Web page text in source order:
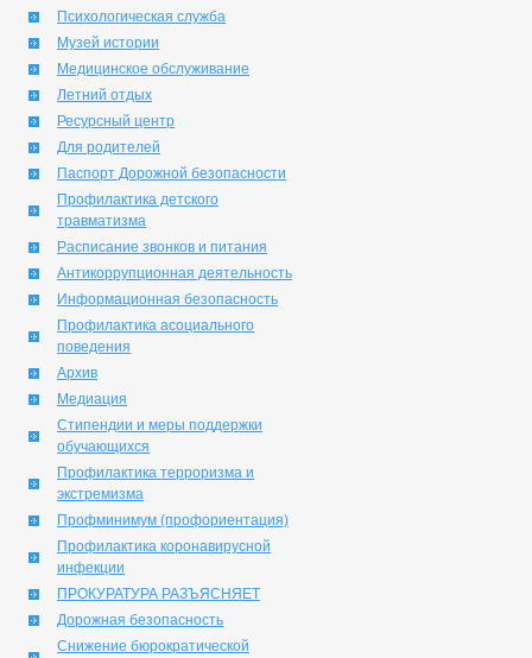
Психологическая служба
Музей истории
Медицинское обслуживание
Летний отдых
Ресурсный центр
Для родителей
Паспорт Дорожной безопасности
Профилактика детского
травматизма
Расписание звонков и питания
Антикоррупционная деятельность
Информационная безопасность
Профилактика асоциального
поведения
Архив
Медиация
Стипендии и меры поддержки
обучающихся
Профилактика терроризма и
экстремизма
Профминимум (профориентация)
Профилактика коронавирусной
инфекции
ПРОКУРАТУРА РАЗЪЯСНЯЕТ
Дорожная безопасность
Снижение бюрократической